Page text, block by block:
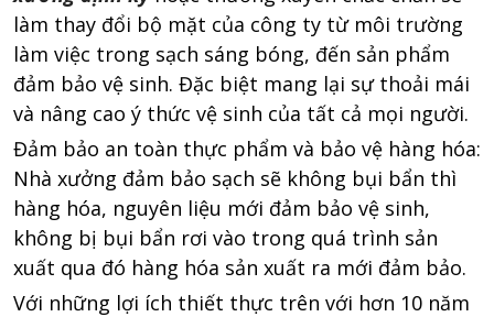
làm thay đổi bộ mặt của công ty từ môi trường
làm việc trong sạch sáng bóng, đến sản phẩm
đảm bảo vệ sinh. Đặc biệt mang lại sự thoải mái
và nâng cao ý thức vệ sinh của tất cả mọi người.
Đảm bảo an toàn thực phẩm và bảo vệ hàng hóa:
Nhà xưởng đảm bảo sạch sẽ không bụi bẩn thì
hàng hóa, nguyên liệu mới đảm bảo vệ sinh,
không bị bụi bẩn rơi vào trong quá trình sản
xuất qua đó hàng hóa sản xuất ra mới đảm bảo.
Với những lợi ích thiết thực trên với hơn 10 năm